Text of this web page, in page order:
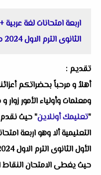
اربعة امتحانات لغة
الثانوى الترم الاول 2024 مستر هانى الكردونى
تقديم :
أهلاُ و مرحباً بحضراتكم
ومعلمات وأولياء الأمور
"تعليمك أونلاين" حيث نقدم
التعليمية ألا وهو اربعة
حيث يغطى الامتحان